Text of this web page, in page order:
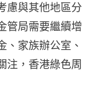
慮與其他地區分
管局需要繼續增
、家族辦公室、
注，香港綠色周